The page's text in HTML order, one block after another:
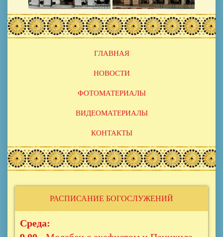
ГЛАВНАЯ
НОВОСТИ
ФОТОМАТЕРИАЛЫ
ВИДЕОМАТЕРИАЛЫ
КОНТАКТЫ
РАСПИСАНИЕ БОГОСЛУЖЕНИЙ
Среда: